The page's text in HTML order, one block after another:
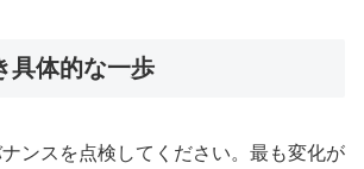
具体的な一歩
ンスを点検してください。最も変化が